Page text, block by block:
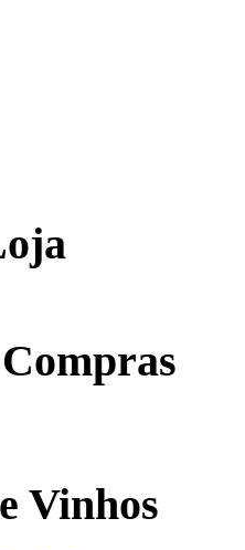
Vinhos